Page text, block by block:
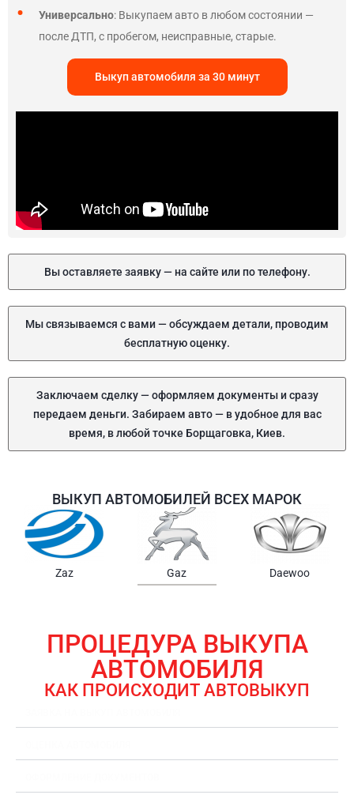
Универсально: Выкупаем авто в любом состоянии —
после ДТП, с пробегом, неисправные, старые.
Выкуп автомобиля за 30 минут
Вы оставляете заявку — на сайте или по телефону.
Мы связываемся с вами — обсуждаем детали, проводим
бесплатную оценку.
Заключаем сделку — оформляем документы и сразу
передаем деньги. Забираем авто — в удобное для вас
время, в любой точке Борщаговка, Киев.
ВЫКУП АВТОМОБИЛЕЙ ВСЕХ МАРОК
Samsung Chrysler Gmc
ПРОЦЕДУРА ВЫКУПА
АВТОМОБИЛЯ
КАК ПРОИСХОДИТ АВТОВЫКУП